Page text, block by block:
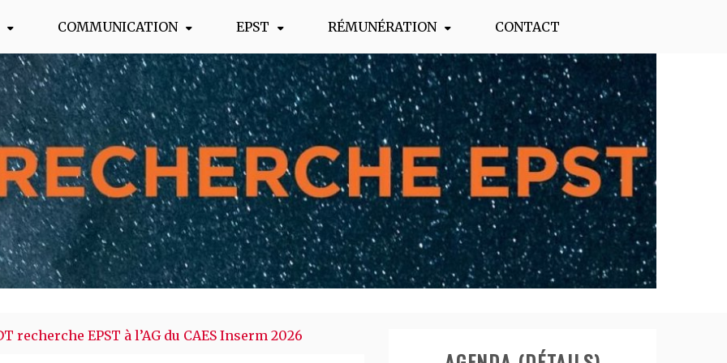
COMMUNICATION EPST RÉMUNÉRATION CONTACT
recherche EPST à l’AG du CAES Inserm 2026